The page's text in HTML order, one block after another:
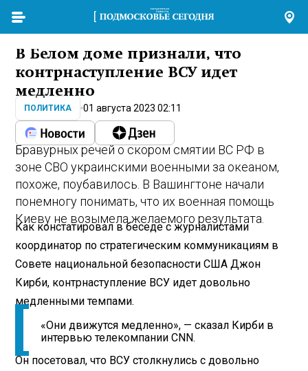
В Белом доме признали, что
контрнаступление ВСУ идет
медленно
ПОЛИТИКА 01 августа 2023 02:11
Бравурных речей о скором смятии ВС РФ в
зоне СВО украинскими военными за океаном,
похоже, поубавилось. В Вашингтоне начали
понемногу понимать, что их военная помощь
Киеву не возымела желаемого результата.
Как констатировал в беседе с журналистами
координатор по стратегическим коммуникациям в
Совете национальной безопасности США Джон
Кирби, контрнаступление ВСУ идет довольно
медленными темпами.
«Они движутся медленно», — сказал Кирби в
интервью телекомпании CNN.
Он посетовал, что ВСУ столкнулись с довольно